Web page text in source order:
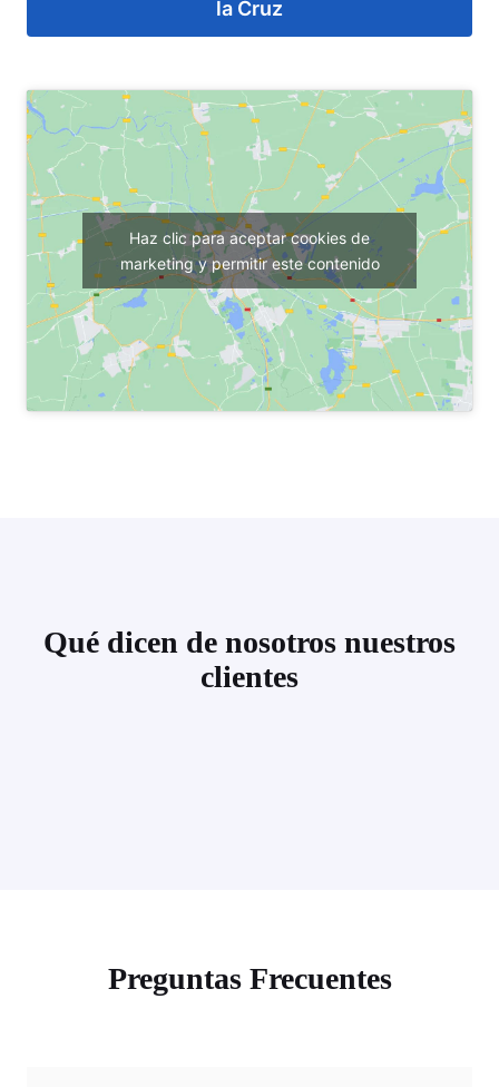
la Cruz
Haz clic para aceptar cookies de
marketing y permitir este contenido
Qué dicen de nosotros nuestros
clientes
Preguntas Frecuentes